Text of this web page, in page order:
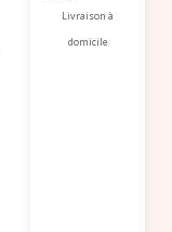
Livraison à
domicile